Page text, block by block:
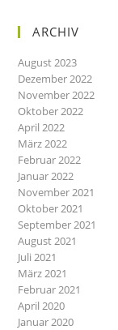
ARCHIV
August 2023
Dezember 2022
November 2022
Oktober 2022
April 2022
März 2022
Februar 2022
Januar 2022
November 2021
Oktober 2021
September 2021
August 2021
Juli 2021
März 2021
Februar 2021
April 2020
Januar 2020